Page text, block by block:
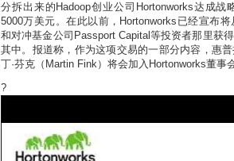
分拆出来的Hadoop创业公司Hortonworks达成
5000万美元。在此以前，Hortonworks已经宣布
和对冲基金公司Passport Capital等投资者那里获
其中。报道称，作为这项交易的一部分内容，惠
丁·芬克（Martin Fink）将会加入Hortonworks董事
?